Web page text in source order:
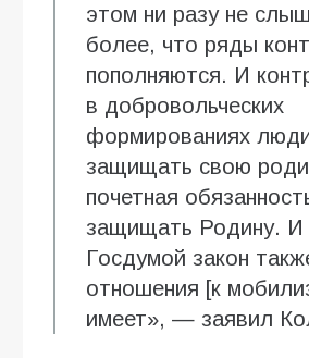
этом ни разу не
более, что ряды
пополняются. И
в добровольческих
формированиях
защищать свою
почетная
защищать Родину. И
Госдумой закон
отношения [к
имеет», — заявил